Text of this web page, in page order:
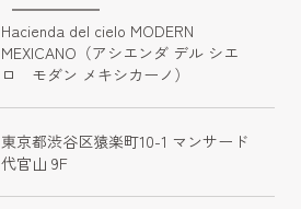
Hacienda del cielo MODERN
MEXICANO（アシエンダ デル シエ
ロ　モダン メキシカーノ）
東京都渋谷区猿楽町10-1 マンサード
代官山 9F